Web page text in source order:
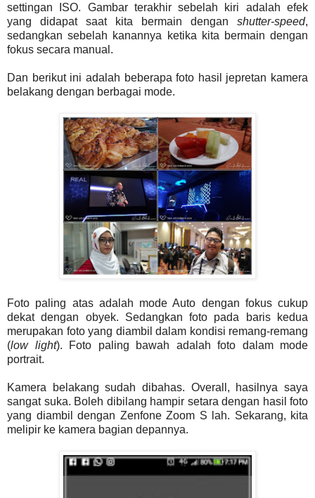
settingan ISO. Gambar terakhir sebelah kiri adalah efek
yang didapat saat kita bermain dengan shutter-speed,
sedangkan sebelah kanannya ketika kita bermain dengan
fokus secara manual.
Dan berikut ini adalah beberapa foto hasil jepretan kamera
belakang dengan berbagai mode.
Foto paling atas adalah mode Auto dengan fokus cukup
dekat dengan obyek. Sedangkan foto pada baris kedua
merupakan foto yang diambil dalam kondisi remang-remang
(low light). Foto paling bawah adalah foto dalam mode
portrait.
Kamera belakang sudah dibahas. Overall, hasilnya saya
sangat suka. Boleh dibilang hampir setara dengan hasil foto
yang diambil dengan Zenfone Zoom S lah. Sekarang, kita
melipir ke kamera bagian depannya.